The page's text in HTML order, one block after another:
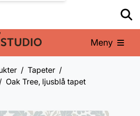
Meny
Tapeter
Oak Tree, ljusblå tapet